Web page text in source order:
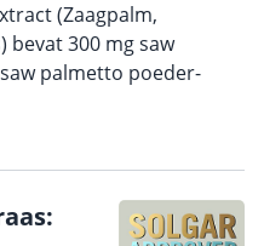
(Zaagpalm,
bevat 300 mg saw
palmetto poeder-